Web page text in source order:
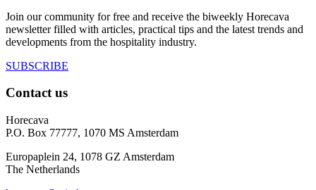
Join our community for free and receive the biweekly Horecava
newsletter filled with articles, practical tips and the latest trends and
developments from the hospitality industry.
SUBSCRIBE
Contact us
Horecava
P.O. Box 77777, 1070 MS Amsterdam
Europaplein 24, 1078 GZ Amsterdam
The Netherlands